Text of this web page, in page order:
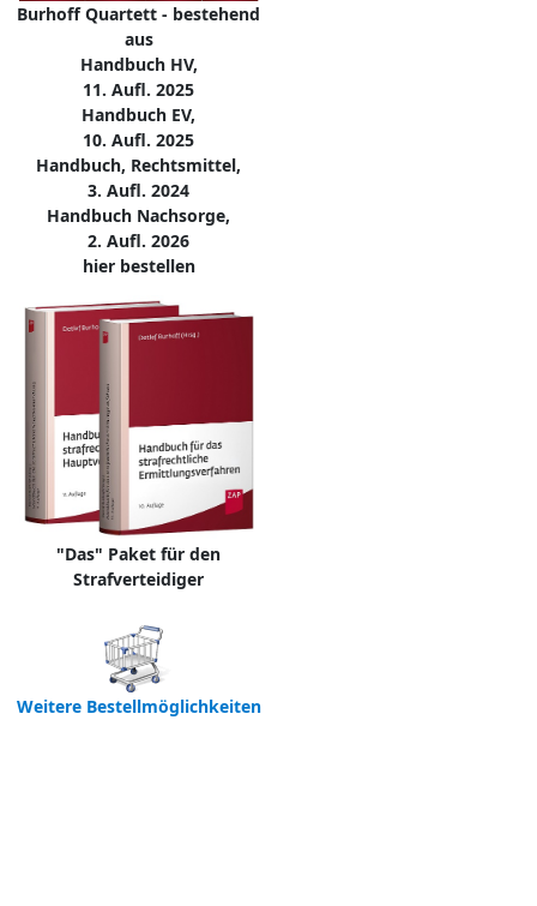
Burhoff Quartett - bestehend
aus
Handbuch HV,
11. Aufl. 2025
Handbuch EV,
10. Aufl. 2025
Handbuch, Rechtsmittel,
3. Aufl. 2024
Handbuch Nachsorge,
2. Aufl. 2026
hier bestellen
"Das" Paket für den
Strafverteidiger
Weitere Bestellmöglichkeiten